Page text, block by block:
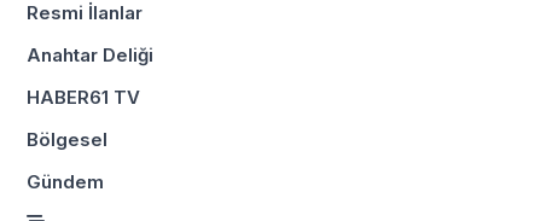
Resmi İlanlar
Anahtar Deliği
HABER61 TV
Bölgesel
Gündem